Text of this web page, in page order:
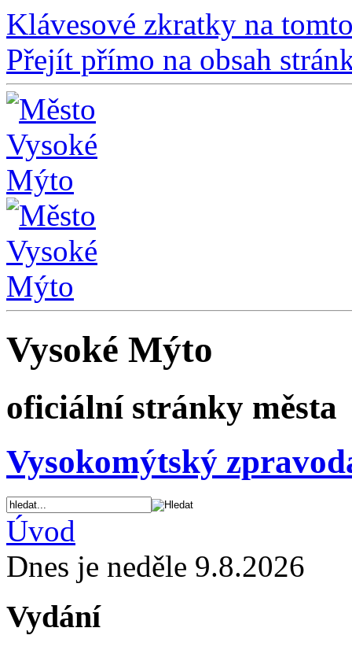
Klávesové zkratky na
Přejít přímo na obsah
Vysoké Mýto
oficiální stránky města
Vysokomýtský
Úvod
Dnes je neděle 9.8.2026
Vydání